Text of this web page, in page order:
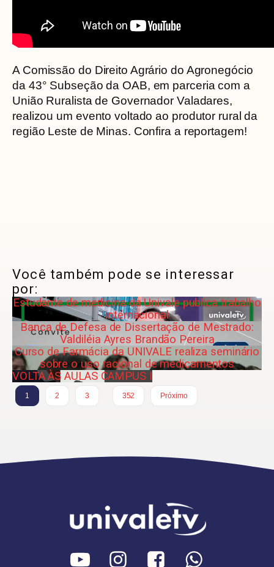
A Comissão do Direito Agrário do Agronegócio
da 43° Subseção da OAB, em parceria com a
União Ruralista de Governador Valadares,
realizou um evento voltado ao produtor rural da
região Leste de Minas. Confira a reportagem!
Você também pode se interessar
por:
Estudante de medicina da Univale publica trabalho
internacional
Banca de Defesa de Dissertação de Mestrado:
Valdiléia Ayres Brandão Pereira
Curso de Farmácia da UNIVALE realiza seminário
sobre o uso racional de medicamentos
VOLTA ÀS AULAS CAMPUS I
1 2 3
352
Próximo